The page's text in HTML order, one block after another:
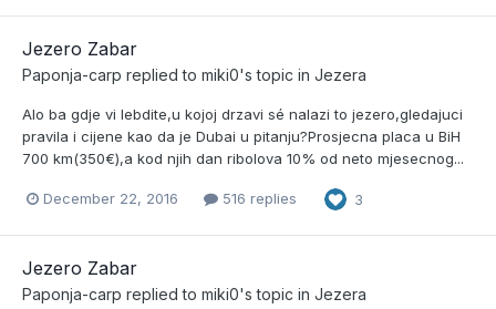
Jezero Zabar
Paponja-carp replied to miki0's topic in Jezera
Alo ba gdje vi lebdite,u kojoj drzavi sé nalazi to jezero,gledajuci
pravila i cijene kao da je Dubai u pitanju?Prosjecna placa u BiH
700 km(350€),a kod njih dan ribolova 10% od neto mjesecnog...
December 22, 2016 516 replies 3
Jezero Zabar
Paponja-carp replied to miki0's topic in Jezera